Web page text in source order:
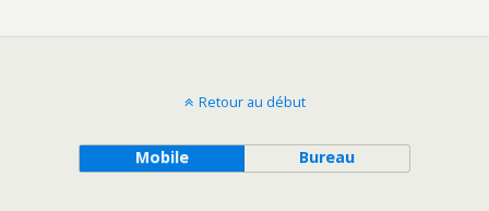
Retour au début
Mobile Bureau